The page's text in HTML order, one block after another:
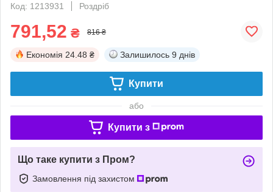
Код: 1213931
Роздріб
791,52 ₴ 816 ₴
Економія 24.48 ₴ Залишилось 9 днів
Купити
або
Купити з
Що таке купити з Пром?
Замовлення під захистом